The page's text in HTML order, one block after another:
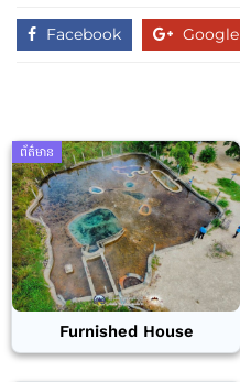
Facebook Google
ព័ត៌មាន
Furnished House